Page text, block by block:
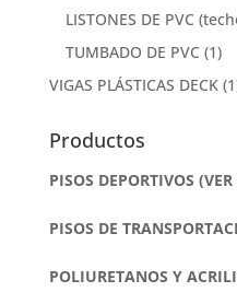
LISTONES DE PVC
TUMBADO DE PVC (1)
VIGAS PLÁSTICAS DECK
Productos
PISOS DEPORTIVOS
PISOS DE
POLIURETANOS Y